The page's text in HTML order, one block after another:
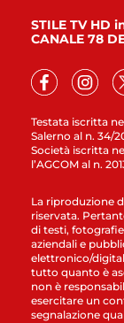
Testata iscritta
Salerno al n. 34/
Società iscritta
l’AGCOM al n.
STILE TV HD
CANALE 78
La riproduzione
riservata.
di testi,
aziendali e
elettronico/
tutto quanto è
non è
esercitare un
segnalazione